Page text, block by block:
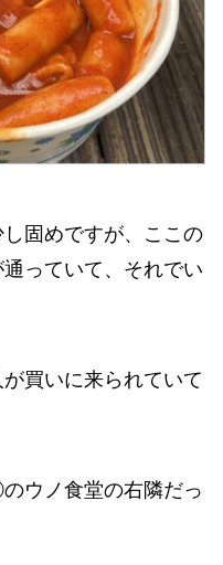
固めですが、ここの
っていて、それでい
買いに来られていて
ウノ食堂の右隣だっ